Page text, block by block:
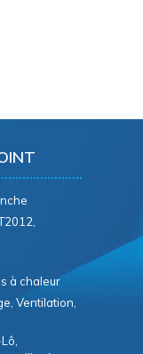
à chaleur
Ventilation,